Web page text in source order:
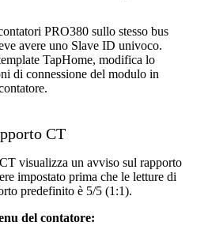
PRO380 sullo stesso bus
avere uno Slave ID univoco.
TapHome, modifica lo
di connessione del modulo in
CT
visualizza un avviso sul rapporto
impostato prima che le letture di
predefinito è 5/5 (1:1).
del contatore: